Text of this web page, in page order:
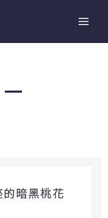
的暗黑桃花